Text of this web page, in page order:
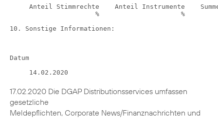
17.02.2020 Die DGAP Distributionsservices umfassen
gesetzliche
Meldepflichten, Corporate News/Finanznachrichten und